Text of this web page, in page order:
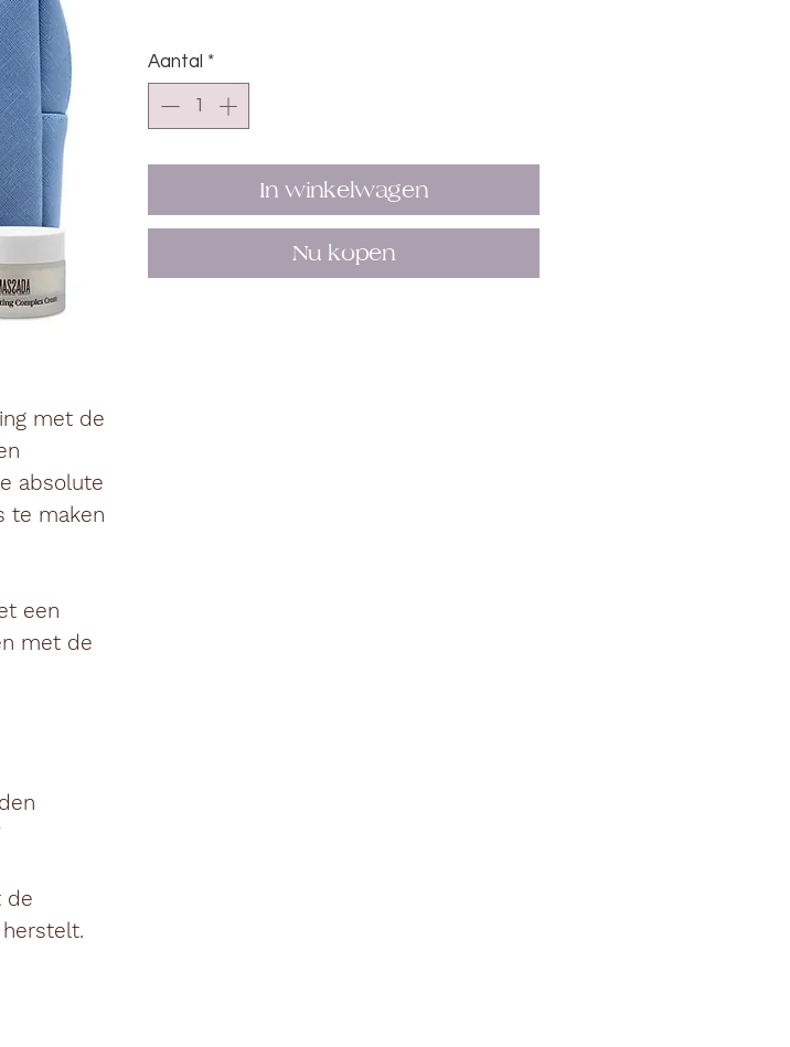
met de
absolute
te maken
een
met de
de
Aantal *
In winkelwagen
Nu kopen